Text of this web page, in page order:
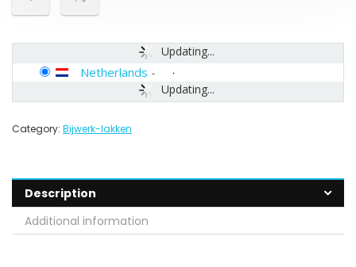
Updating...
Updating...
Netherlands -
Category: Bijwerk-lakken
Description
Additional information